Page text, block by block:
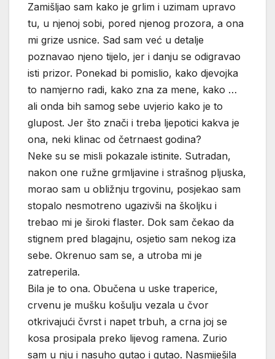
Zamišljao sam kako je grlim i uzimam upravo
tu, u njenoj sobi, pored njenog prozora, a ona
mi grize usnice. Sad sam već u detalje
poznavao njeno tijelo, jer i danju se odigravao
isti prizor. Ponekad bi pomislio, kako djevojka
to namjerno radi, kako zna za mene, kako …
ali onda bih samog sebe uvjerio kako je to
glupost. Jer što znači i treba ljepotici kakva je
ona, neki klinac od četrnaest godina?
Neke su se misli pokazale istinite. Sutradan,
nakon one ružne grmljavine i strašnog pljuska,
morao sam u obližnju trgovinu, posjekao sam
stopalo nesmotreno ugazivši na školjku i
trebao mi je široki flaster. Dok sam čekao da
stignem pred blagajnu, osjetio sam nekog iza
sebe. Okrenuo sam se, a utroba mi je
zatreperila.
Bila je to ona. Obučena u uske traperice,
crvenu je mušku košulju vezala u čvor
otkrivajući čvrst i napet trbuh, a crna joj se
kosa prosipala preko lijevog ramena. Zurio
sam u nju i nasuho gutao i gutao. Nasmiješila